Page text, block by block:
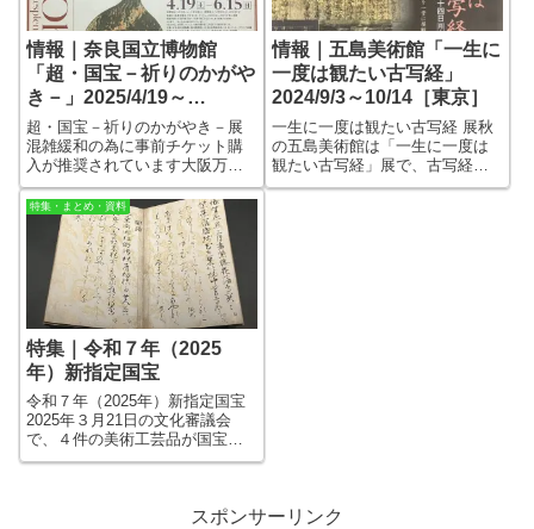
情報｜奈良国立博物館
「超・国宝－祈りのかがや
き－」2025/4/19～
6/15［奈良］
超・国宝－祈りのかがやき－展
混雑緩和の為に事前チケット購
入が推奨されています大阪万博
の開幕にあわせるように、関西
では大規模な展覧会があちこち
で開かれています。 奈良国立
博物館でも110件の国宝と20件の
重要文化財を集めた「超・国
宝」展が開か...
情報｜五島美術館「一生に
一度は観たい古写経」
2024/9/3～10/14［東京］
一生に一度は観たい古写経 展秋
の五島美術館は「一生に一度は
観たい古写経」展で、古写経と
聞くと地味で渋そうなイメージ
特集・まとめ・資料
特集｜令和７年（2025
年）新指定国宝
令和７年（2025年）新指定国宝
2025年３月21日の文化審議会
で、４件の美術工芸品が国宝
に、42件の美術工芸品が重要文
重要文化財に指定されるのは、スポンサーリンク